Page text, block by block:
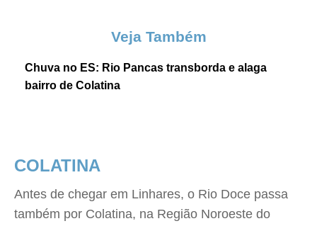
Veja Também
Chuva no ES: Rio Pancas transborda e alaga
bairro de Colatina
COLATINA
Antes de chegar em Linhares, o Rio Doce passa
também por Colatina, na Região Noroeste do